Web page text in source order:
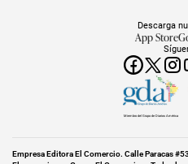
Descarga
App Store
Miembro del Grupo de Diarios América
Empresa Editora El Comercio. Calle Paracas